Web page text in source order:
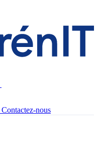
Contactez-nous